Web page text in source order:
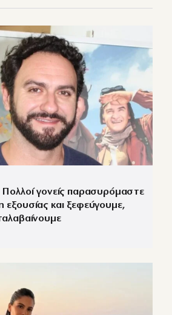
Πολλοί γονείς παρασυρόμαστε
και ξεφεύγουμε,